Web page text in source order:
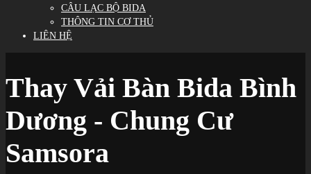
CÂU LẠC BỘ BIDA
THÔNG TIN CƠ THỦ
LIÊN HỆ
Thay Vải Bàn Bida Bình
Dương - Chung Cư
Samsora